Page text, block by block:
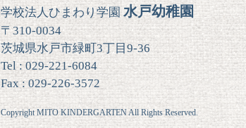
学校法人ひまわり学園 水戸幼稚園
〒310-0034
茨城県水戸市緑町3丁目9-36
Tel : 029-221-6084
Fax : 029-226-3572
Copyright MITO KINDERGARTEN All Rights Reserved.